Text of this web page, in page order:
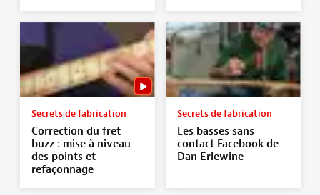
Secrets de fabrication
Correction du fret
buzz : mise à niveau
des points et
refaçonnage
Secrets de fabrication
Les basses sans
contact Facebook de
Dan Erlewine